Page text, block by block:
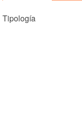
Tipología